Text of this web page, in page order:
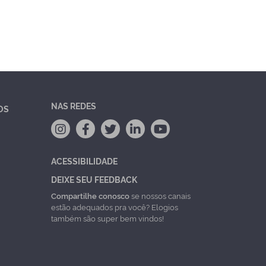
NAS REDES
ACESSIBILIDADE
DEIXE SEU FEEDBACK
Compartilhe conoscose nossos canais
estão adequados pra você? Elogios
também são super bem vindos!